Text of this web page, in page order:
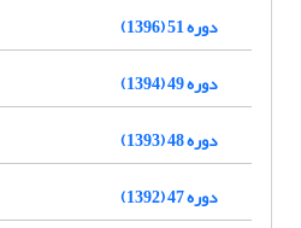
دوره 51 (1396)
دوره 49 (1394)
دوره 48 (1393)
دوره 47 (1392)